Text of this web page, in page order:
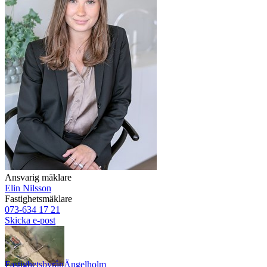
Ansvarig mäklare
Elin Nilsson
Fastighetsmäklare
073-634 17 21
Skicka e-post
FastighetsbyrånÄngelholm